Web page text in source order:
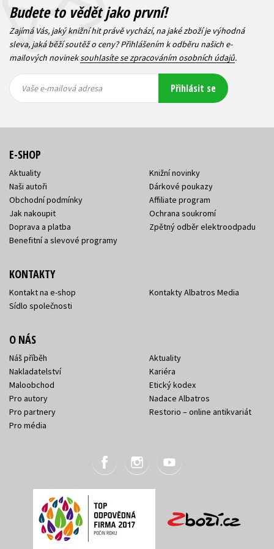
Budete to vědět jako první!
Zajímá Vás, jaký knižní hit právě vychází, na jaké zboží je výhodná
sleva, jaká běží soutěž o ceny? Přihlášením k odběru našich e-
mailových novineksouhlasíte se zpracováním osobních údajů.
mailová
mailová
Vaše e-mailová adresa Přihlásit se
E-SHOP
Aktuality
Naši autoři
Obchodní podmínky
Jak nakoupit
Doprava a platba
Benefitní a slevové programy
Knižní novinky
Dárkové poukazy
Affiliate program
Ochrana soukromí
Zpětný odběr elektroodpadu
KONTAKTY
Kontakt na e-shop
Sídlo společnosti
Kontakty Albatros Media
O NÁS
Náš příběh
Nakladatelství
Maloobchod
Pro autory
Pro partnery
Pro média
Aktuality
Kariéra
Etický kodex
Nadace Albatros
Restorio – online antikvariát